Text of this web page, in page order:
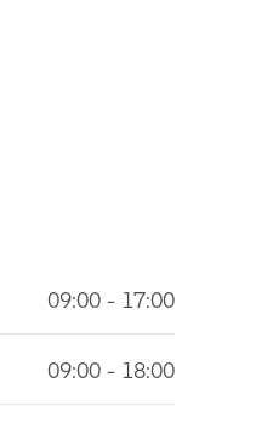
09:00 - 17:00
09:00 - 18:00